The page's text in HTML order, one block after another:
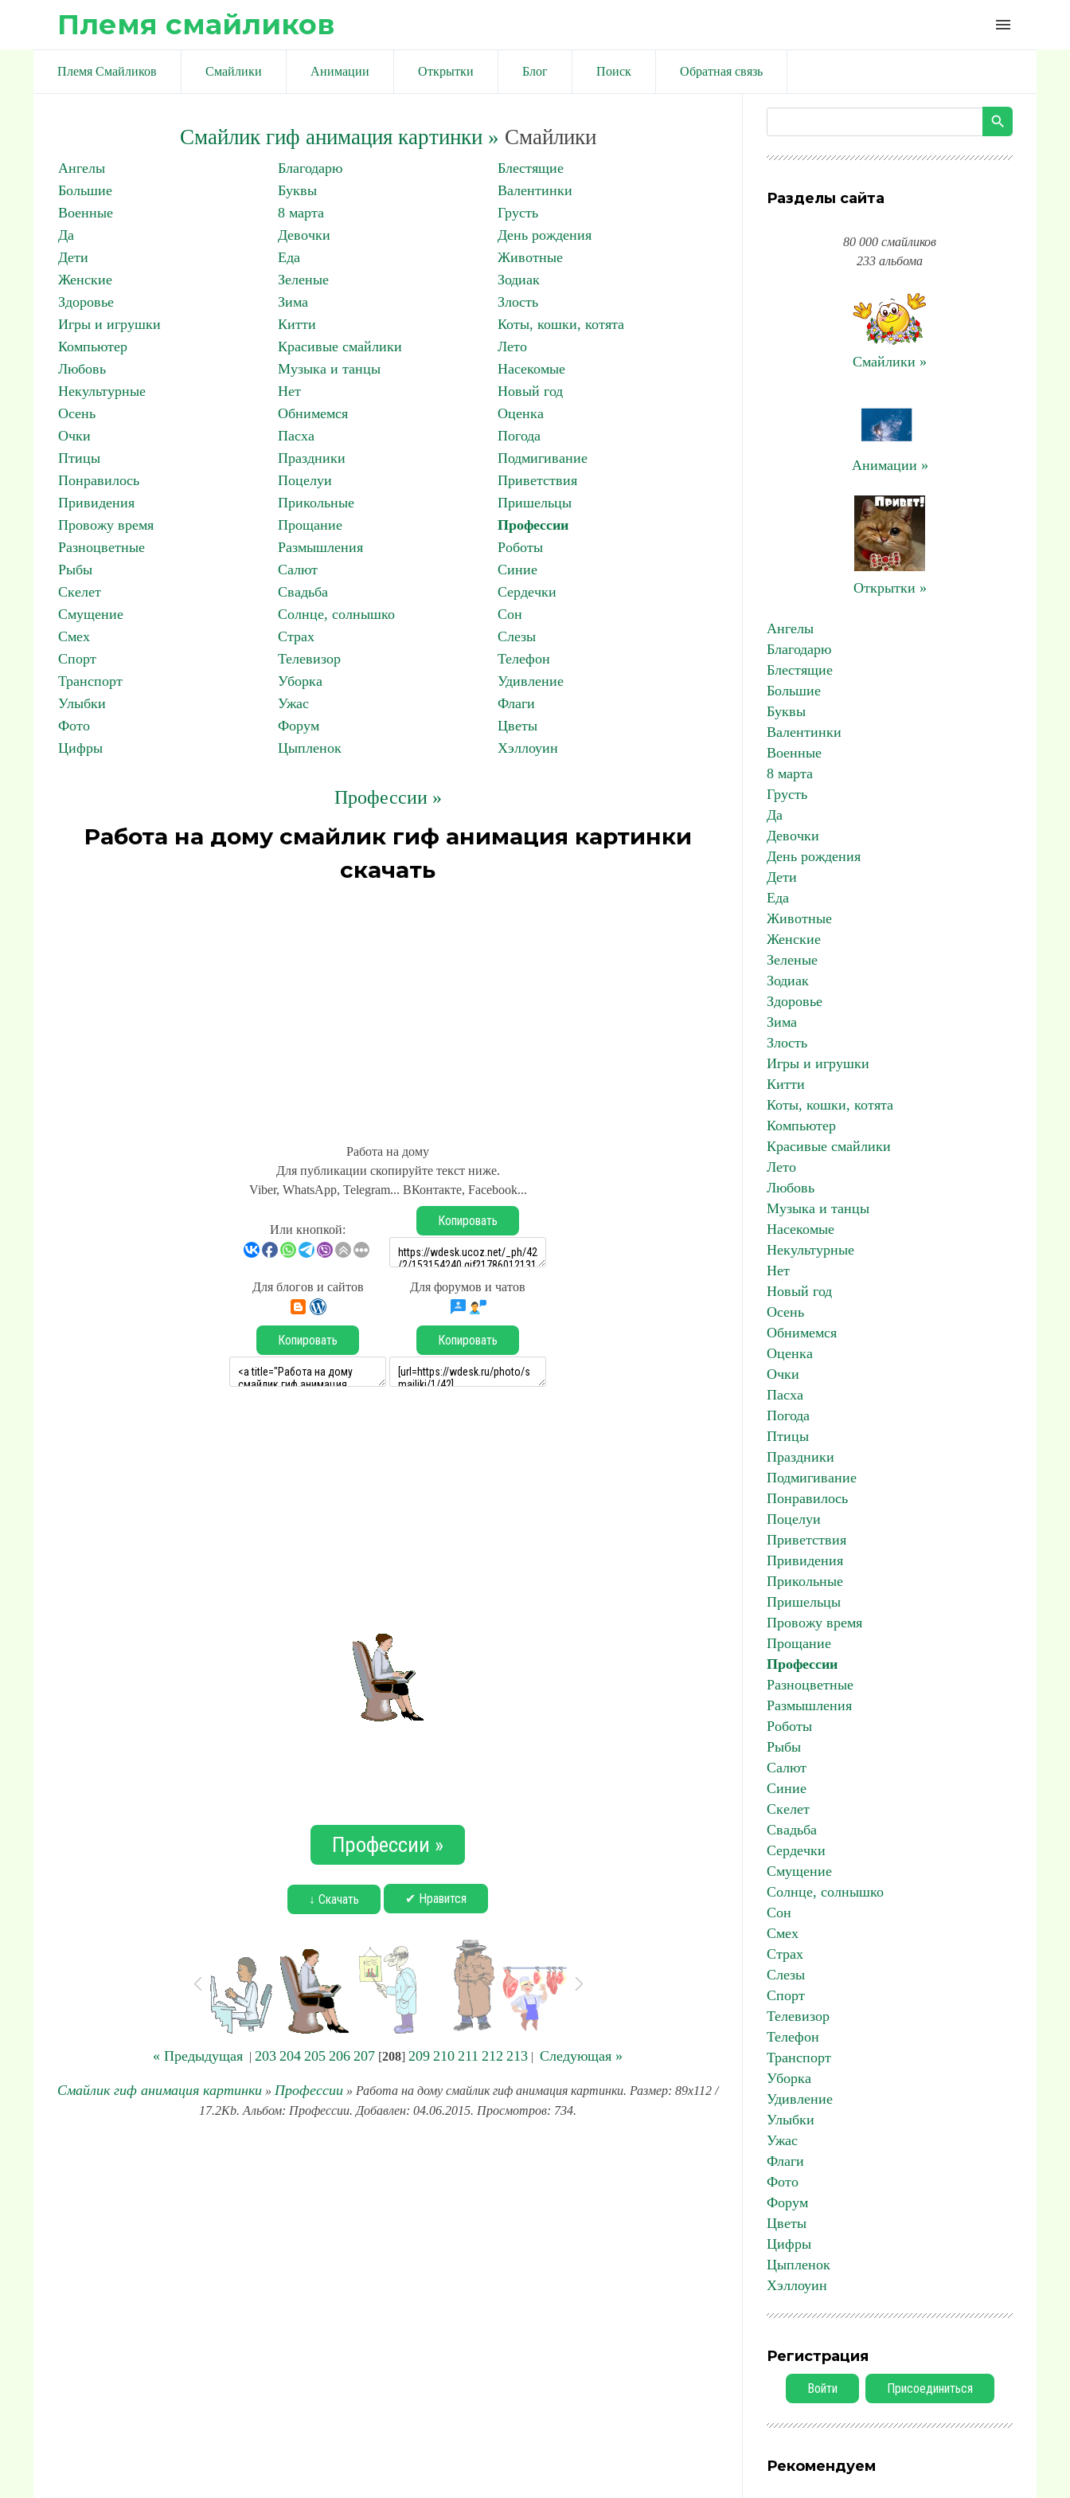
Племя смайликов menu
Племя Смайликов Смайлики Анимации Открытки Блог Поиск Обратная связь
Смайлик гиф анимация картинки» Смайлики
Ангелы Благодарю
Блестящие
Большие
Буквы
Валентинки
Военные
8 марта
Грусть
Да
Девочки
День рождения
Дети
Еда
Животные
Женские
Зеленые
Зодиак
Здоровье
Зима
Злость
Игры и игрушки
Китти
Коты, кошки, котята
Компьютер
Красивые смайлики
Лето
Любовь
Музыка и танцы
Насекомые
Некультурные
Нет
Новый год
Осень
Обнимемся
Оценка
Очки
Пасха
Погода
Птицы
Праздники
Подмигивание
Понравилось
Поцелуи
Приветствия
Привидения
Прикольные
Пришельцы
Провожу время
Прощание
Профессии
Разноцветные
Размышления
Роботы
Рыбы
Салют
Синие
Скелет
Свадьба
Сердечки
Смущение
Солнце, солнышко
Сон
Смех
Страх
Слезы
Спорт
Телевизор
Телефон
Транспорт
Уборка
Удивление
Улыбки
Ужас
Флаги
Фото
Форум
Цветы
Цифры
Цыпленок Хэллоуин
Профессии »
Работа на дому смайлик гиф анимация картинки
скачать
Работа на дому
Для публикации скопируйте текст ниже.
Viber, WhatsApp, Telegram... ВКонтакте, Facebook...
Или кнопкой:
Копировать
Для блогов и сайтов Для форумов и чатов
Копировать Копировать
Профессии »
↓ Скачать ✔ Нравится
« Предыдущая | 203 204 205 206 207 [208] 209 210 211 212 213 | Следующая »
Смайлик гиф анимация картинки » Профессии » Работа на дому смайлик гиф анимация картинки. Размер: 89x112 /
17.2Kb. Альбом: Профессии. Добавлен: 04.06.2015. Просмотров: 734.
Разделы сайта
80 000 смайликов
233 альбома
Смайлики »
Анимации »
Открытки »
Ангелы
Благодарю
Блестящие
Большие
Буквы
Валентинки
Военные
8 марта
Грусть
Да
Девочки
День рождения
Дети
Еда
Животные
Женские
Зеленые
Зодиак
Здоровье
Зима
Злость
Игры и игрушки
Китти
Коты, кошки, котята
Компьютер
Красивые смайлики
Лето
Любовь
Музыка и танцы
Насекомые
Некультурные
Нет
Новый год
Осень
Обнимемся
Оценка
Очки
Пасха
Погода
Птицы
Праздники
Подмигивание
Понравилось
Поцелуи
Приветствия
Привидения
Прикольные
Пришельцы
Провожу время
Прощание
Профессии
Разноцветные
Размышления
Роботы
Рыбы
Салют
Синие
Скелет
Свадьба
Сердечки
Смущение
Солнце, солнышко
Сон
Смех
Страх
Слезы
Спорт
Телевизор
Телефон
Транспорт
Уборка
Удивление
Улыбки
Ужас
Флаги
Фото
Форум
Цветы
Цифры
Цыпленок
Хэллоуин
Регистрация
Войти Присоединиться
Рекомендуем